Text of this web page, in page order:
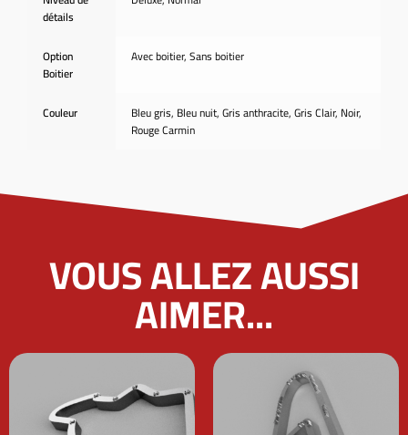
détails
Option
Boitier
Avec boitier, Sans boitier
Couleur
Bleu gris, Bleu nuit, Gris anthracite, Gris Clair, Noir,
Rouge Carmin
VOUS ALLEZ AUSSI
AIMER...